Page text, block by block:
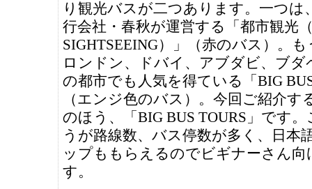
り観光バスが二つあります。一つは
行会社・春秋が運営する「都市観光
SIGHTSEEING）」（赤のバス）。
ロンドン、ドバイ、アブダビ、ブダ
の都市でも人気を得ている「BIG
（エンジ色のバス）。今回ご紹介す
のほう、「BIG BUS TOURS」です
うが路線数、バス停数が多く、日本
ップももらえるのでビギナーさん向
す。